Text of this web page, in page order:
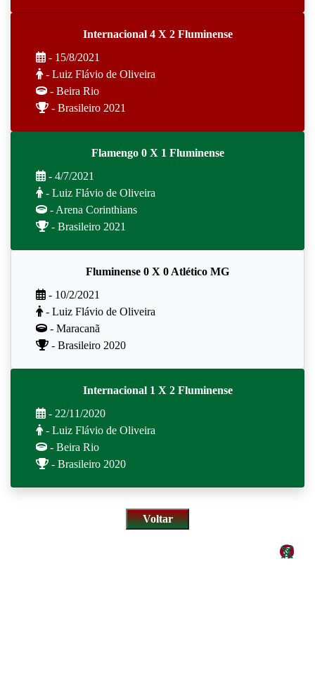
Internacional 4 X 2 Fluminense
- 15/8/2021
- Luiz Flávio de Oliveira
- Beira Rio
- Brasileiro 2021
Flamengo 0 X 1 Fluminense
- 4/7/2021
- Luiz Flávio de Oliveira
- Arena Corinthians
- Brasileiro 2021
Fluminense 0 X 0 Atlético MG
- 10/2/2021
- Luiz Flávio de Oliveira
- Maracanã
- Brasileiro 2020
Internacional 1 X 2 Fluminense
- 22/11/2020
- Luiz Flávio de Oliveira
- Beira Rio
- Brasileiro 2020